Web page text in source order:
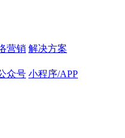
营销 解决方案
众号 小程序/APP